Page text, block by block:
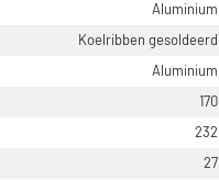
Aluminium
Koelribben gesoldeerd
Aluminium
170
232
27